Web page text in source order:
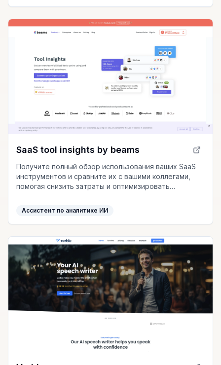
SaaS tool insights by beams
Получите полный обзор использования ваших SaaS
инструментов и сравните их с вашими коллегами,
помогая снизить затраты и оптимизировать
Ассистент по аналитике ИИ